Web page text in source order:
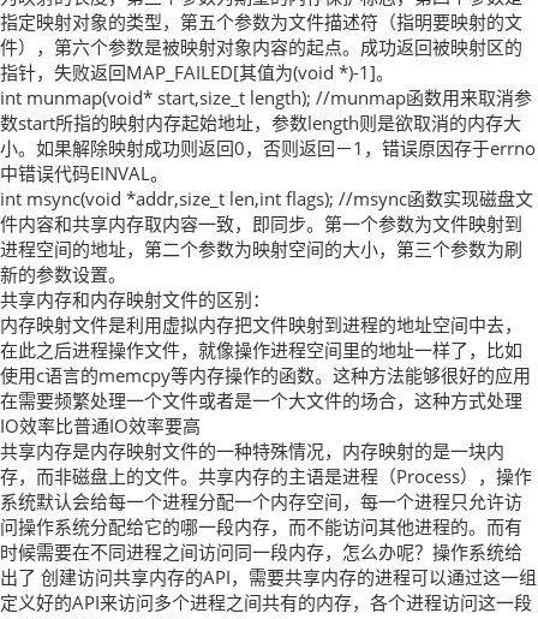
指定映射对象的类型，第五个参数为文件描述符（指明要映射的文
件），第六个参数是被映射对象内容的起点。成功返回被映射区的
指针，失败返回MAP_FAILED[其值为(void *)-1]。
int munmap(void* start,size_t length); //munmap函数用来取消参
数start所指的映射内存起始地址，参数length则是欲取消的内存大
小。如果解除映射成功则返回0，否则返回－1，错误原因存于errno
中错误代码EINVAL。
int msync(void *addr,size_t len,int flags); //msync函数实现磁盘文
件内容和共享内存取内容一致，即同步。第一个参数为文件映射到
进程空间的地址，第二个参数为映射空间的大小，第三个参数为刷
新的参数设置。
共享内存和内存映射文件的区别：
内存映射文件是利用虚拟内存把文件映射到进程的地址空间中去，
在此之后进程操作文件，就像操作进程空间里的地址一样了，比如
使用c语言的memcpy等内存操作的函数。这种方法能够很好的应用
在需要频繁处理一个文件或者是一个大文件的场合，这种方式处理
IO效率比普通IO效率要高
共享内存是内存映射文件的一种特殊情况，内存映射的是一块内
存，而非磁盘上的文件。共享内存的主语是进程（Process），操作
系统默认会给每一个进程分配一个内存空间，每一个进程只允许访
问操作系统分配给它的哪一段内存，而不能访问其他进程的。而有
时候需要在不同进程之间访问同一段内存，怎么办呢？操作系统给
出了 创建访问共享内存的API，需要共享内存的进程可以通过这一组
定义好的API来访问多个进程之间共有的内存，各个进程访问这一段